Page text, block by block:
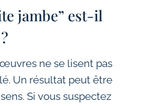
jambe” est-il
ne se lisent pas
Un résultat peut être
Si vous suspectez